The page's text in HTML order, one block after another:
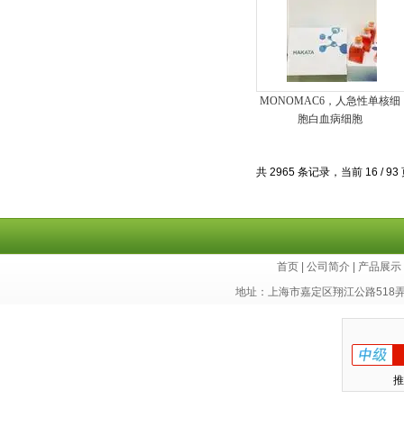
MONOMAC6，人急性单核细
胞白血病细胞
共 2965 条记录，当前 16 /
首页 公司简介 产品展示
地址：上海市嘉定区翔江公路518